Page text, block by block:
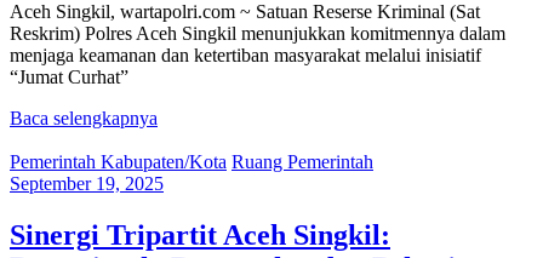
Aceh Singkil, wartapolri.com ~ Satuan Reserse Kriminal (Sat
Reskrim) Polres Aceh Singkil menunjukkan komitmennya dalam
menjaga keamanan dan ketertiban masyarakat melalui inisiatif
“Jumat Curhat”
Baca selengkapnya
Pemerintah Kabupaten/Kota Ruang Pemerintah
September 19, 2025
Sinergi Tripartit Aceh Singkil: